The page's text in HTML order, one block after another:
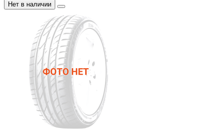
Нет в наличии